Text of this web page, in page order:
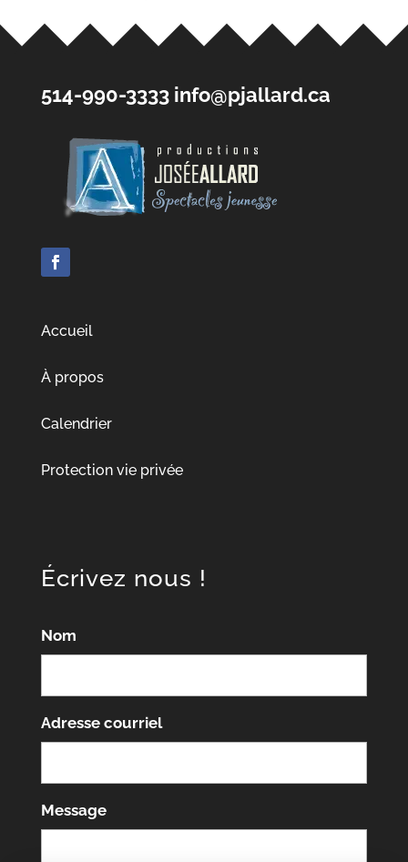
514-990-3333 info@pjallard.ca
Accueil
À propos
Calendrier
Protection vie privée
Écrivez nous !
Nom
Adresse courriel
Message